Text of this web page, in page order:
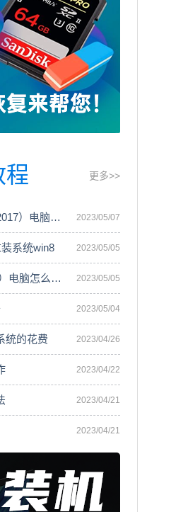
程 更多>>
联想ThinkPad X1 Yoga（2017）电脑安装 2023/05/07
系统win8 2023/05/05
联想ThinkPad X13（2021）电脑怎么重装 2023/05/05
2023/05/04
统的花费 2023/04/26
2023/04/22
2023/04/21
2023/04/21